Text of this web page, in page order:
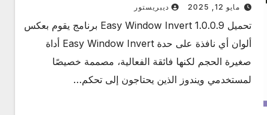
مايو 12, 2025 ديبريستور
تحميل Easy Window Invert 1.0.0.9 برنامج يقوم بعكس
ألوان أي نافذة على حدة Easy Window Invert أداة
صغيرة الحجم لكنها فائقة الفعالية، مصممة خصيصًا
لمستخدمي ويندوز الذين يحتاجون إلى تحكم…